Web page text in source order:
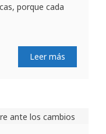
porque cada
Leer más